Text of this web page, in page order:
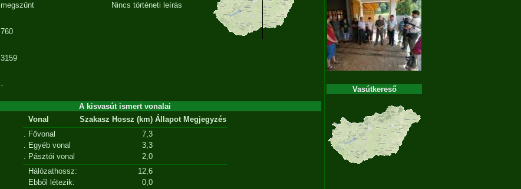
megszűnt
760
3159
-
Nincs történeti leírás
A kisvasút ismert vonalai
Vonal
Szakasz Hossz (km) Állapot Megjegyzés
. Fővonal
7,3
. Egyéb vonal
3,3
. Pásztói vonal
2,0
Hálózathossz:
12,6
Ebből létezik:
0,0
Vasútkereső